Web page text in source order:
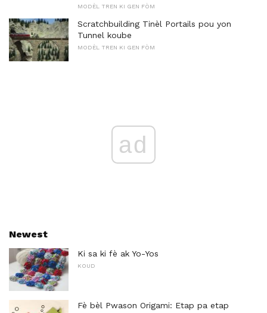
MODÈL TREN KI GEN FÒM
Scratchbuilding Tinèl Portails pou yon
Tunnel koube
MODÈL TREN KI GEN FÒM
ad
Newest
Ki sa ki fè ak Yo-Yos
KOUD
Fè bèl Pwason Origami: Etap pa etap